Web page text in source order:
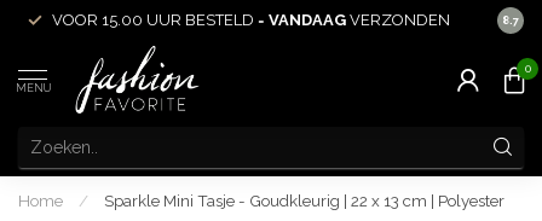
VOOR 15.00 UUR BESTELD = VANDAAG VERZONDEN 8.7
MENU
0
Home / Sparkle Mini Tasje - Goudkleurig | 22 x 13 cm | Polyester